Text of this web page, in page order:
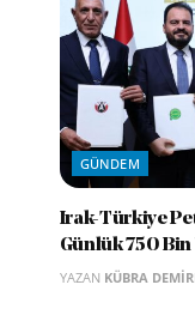
GÜNDEM
Irak-Türkiye
Günlük 750
YAZAN KÜBRA